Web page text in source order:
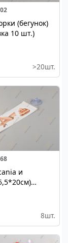
(бегунок)
10 шт.)
>20шт.
и
цвет
8шт.